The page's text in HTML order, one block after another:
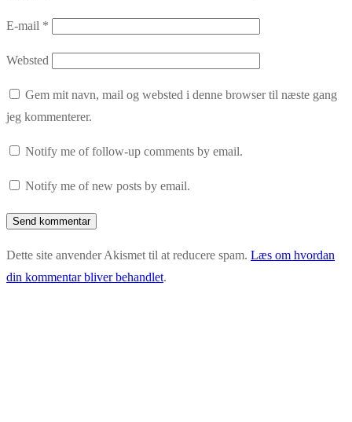
E-mail *
Websted
Gem mit navn, mail og websted i denne browser til næste gang
jeg kommenterer.
Notify me of follow-up comments by email.
Notify me of new posts by email.
Dette site anvender Akismet til at reducere spam. Læs om hvordan
din kommentar bliver behandlet.